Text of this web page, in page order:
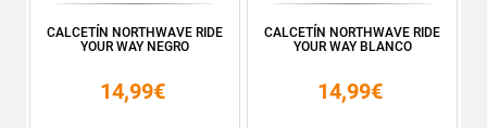
CALCETÍN NORTHWAVE RIDE
YOUR WAY NEGRO
14,99€
CALCETÍN NORTHWAVE RIDE
YOUR WAY BLANCO
14,99€